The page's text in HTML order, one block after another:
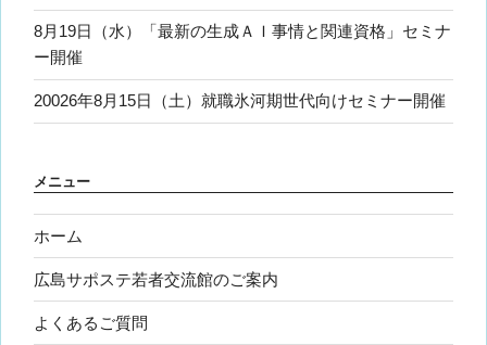
8月19日（水）「最新の生成ＡＩ事情と関連資格」セミナ
ー開催
20026年8月15日（土）就職氷河期世代向けセミナー開催
メニュー
ホーム
広島サポステ若者交流館のご案内
よくあるご質問